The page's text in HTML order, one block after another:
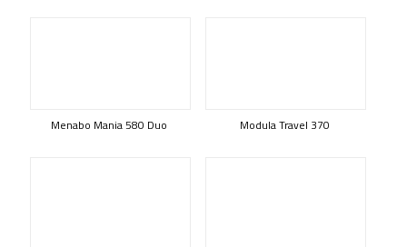
Menabo Mania 580 Duo Modula Travel 370